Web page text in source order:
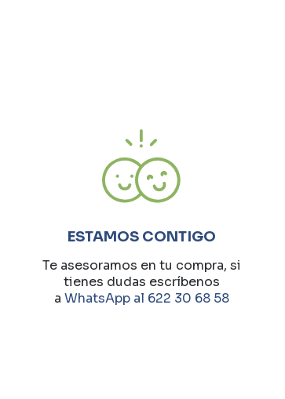
ESTAMOS CONTIGO
Te asesoramos en tu compra, si
tienes dudas escríbenos
a WhatsApp al 622 30 68 58